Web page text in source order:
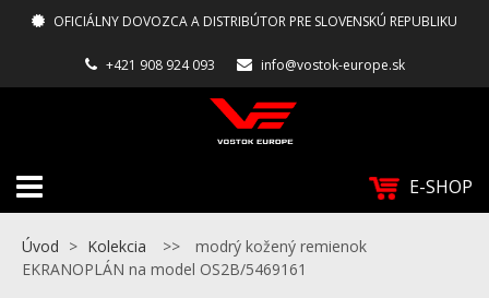
OFICIÁLNY DOVOZCA A DISTRIBÚTOR PRE SLOVENSKÚ REPUBLIKU
+421 908 924 093 info@vostok-europe.sk
E-SHOP
Úvod > Kolekcia >>
modrý kožený remienok
EKRANOPLÁN na model OS2B/5469161